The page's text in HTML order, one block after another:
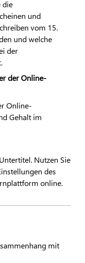
die
und
vom 15.
und welche
der
der Online-
Online-
Gehalt im
Nutzen Sie
des
online.
mit